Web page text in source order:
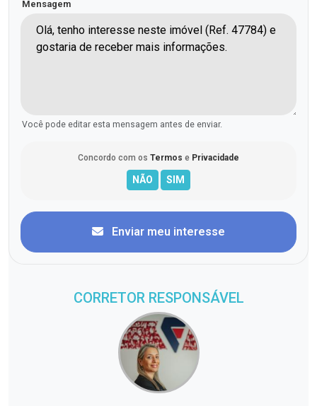
Mensagem
Você pode editar esta mensagem antes de enviar.
Concordo com os Termos e Privacidade
Enviar meu interesse
CORRETOR RESPONSÁVEL